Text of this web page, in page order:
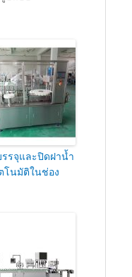
รรจุและปิดฝาน้ำ
โนมัติในช่อง